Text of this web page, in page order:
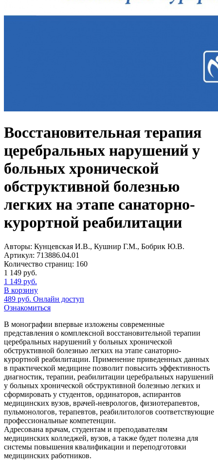
Восстановительная терапия
церебральных нарушений у
больных хронической
обструктивной болезнью
легких на этапе санаторно-
курортной реабилитации
Авторы: Кунцевская И.В., Кушнир Г.М., Бобрик Ю.В.
Артикул: 713886.04.01
Количество страниц: 160
1 149 руб.
1 149 руб.
В корзину
489 руб. Онлайн доступ
Ознакомиться
В монографии впервые изложены современные
представления о комплексной восстановительной терапии
церебральных нарушений у больных хронической
обструктивной болезнью легких на этапе санаторно-
курортной реабилитации. Применение приведенных данных
в практической медицине позволит повысить эффективность
диагностик, терапии, реабилитации церебральных нарушений
у больных хронической обструктивной болезнью легких и
сформировать у студентов, ординаторов, аспирантов
медицинских вузов, врачей-неврологов, физиотерапевтов,
пульмонологов, терапевтов, реабилитологов соответствующие
профессиональные компетенции.
Адресована врачам, студентам и преподавателям
медицинских колледжей, вузов, а также будет полезна для
системы повышения квалификации и переподготовки
медицинских работников.